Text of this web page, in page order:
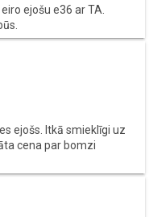
ejošu e36 ar TA.
ejošs. Itkā smieklīgi uz
cena par bomzi